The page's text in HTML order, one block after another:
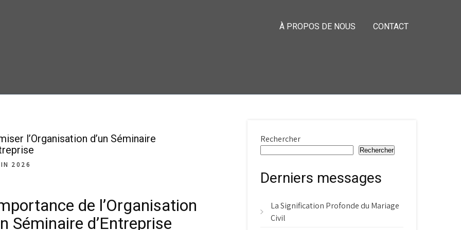
À PROPOS DE NOUS CONTACT
l’Organisation d’un Séminaire
2026
de l’Organisation
Séminaire d’Entreprise
Rechercher
Rechercher
Derniers messages
La Signification Profonde du Mariage
Civil